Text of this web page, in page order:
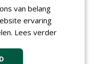
van belang
ervaring
Lees verder